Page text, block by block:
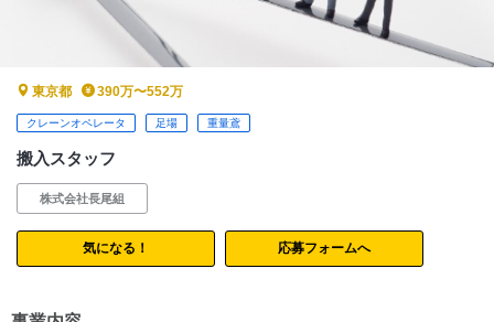
東京都 390万〜552万
クレーンオペレータ 足場 重量鳶
搬入スタッフ
株式会社長尾組
気になる！ 応募フォームへ